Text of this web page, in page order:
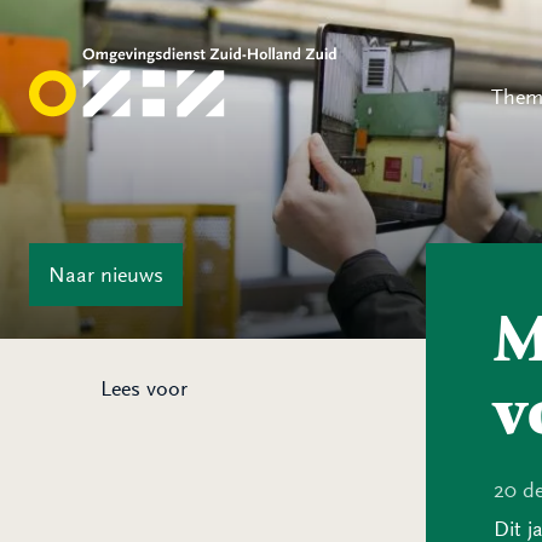
Naar nieuws
Lees voor
20
Dit